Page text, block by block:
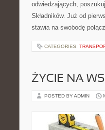
odwiedzających,
Składników. Już od
stawia na swobodę
CATEGORIES:
ŻYCIE NA WSI
POSTED BY ADMIN